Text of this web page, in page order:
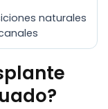
naturales